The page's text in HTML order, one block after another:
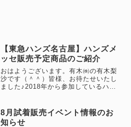
【東急ハンズ名古屋】ハンズメ
ッセ販売予定商品のご紹介
おはようございます。有木㈱の有木梨
沙です（＾＾）皆様、お待たせいたし
ました♪2018年から参加しているハン
ただけるようになったARIKIパンツ。
今回もなんと！20種類以上の...
8月試着販売イベント情報のお
知らせ